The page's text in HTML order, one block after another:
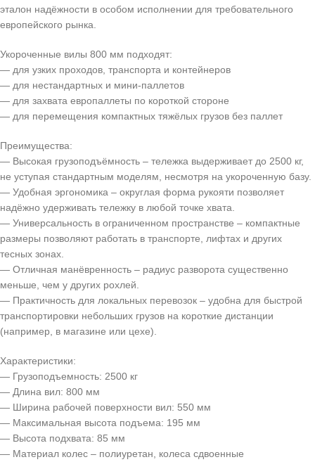
эталон надёжности в особом исполнении для требовательного
европейского рынка.
Укороченные вилы 800 мм подходят:
— для узких проходов, транспорта и контейнеров
— для нестандартных и мини-паллетов
— для захвата европаллеты по короткой стороне
— для перемещения компактных тяжёлых грузов без паллет
Преимущества:
— Высокая грузоподъёмность – тележка выдерживает до 2500 кг,
не уступая стандартным моделям, несмотря на укороченную базу.
— Удобная эргономика – округлая форма рукояти позволяет
надёжно удерживать тележку в любой точке хвата.
— Универсальность в ограниченном пространстве – компактные
размеры позволяют работать в транспорте, лифтах и других
тесных зонах.
— Отличная манёвренность – радиус разворота существенно
меньше, чем у других рохлей.
— Практичность для локальных перевозок – удобна для быстрой
транспортировки небольших грузов на короткие дистанции
(например, в магазине или цехе).
Характеристики:
— Грузоподъемность: 2500 кг
— Длина вил: 800 мм
— Ширина рабочей поверхности вил: 550 мм
— Максимальная высота подъема: 195 мм
— Высота подхвата: 85 мм
— Материал колес – полиуретан, колеса сдвоенные